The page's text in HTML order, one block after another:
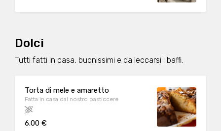
Dolci
Tutti fatti in casa, buonissimi e da leccarsi i baffi.
Torta di mele e amaretto
Fatta in casa dal nostro pasticcere
6.00 €